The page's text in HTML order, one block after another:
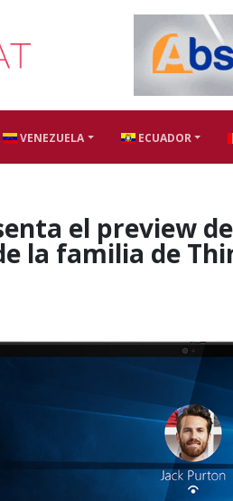
VENEZUELA ECUADOR
el preview
la familia de